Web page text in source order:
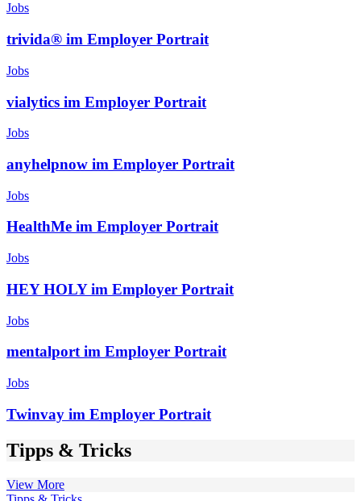
Jobs
trivida® im Employer Portrait
Jobs
vialytics im Employer Portrait
Jobs
anyhelpnow im Employer Portrait
Jobs
HealthMe im Employer Portrait
Jobs
HEY HOLY im Employer Portrait
Jobs
mentalport im Employer Portrait
Jobs
Twinvay im Employer Portrait
Tipps & Tricks
View More